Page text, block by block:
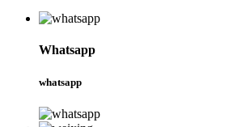
Whatsapp
whatsapp